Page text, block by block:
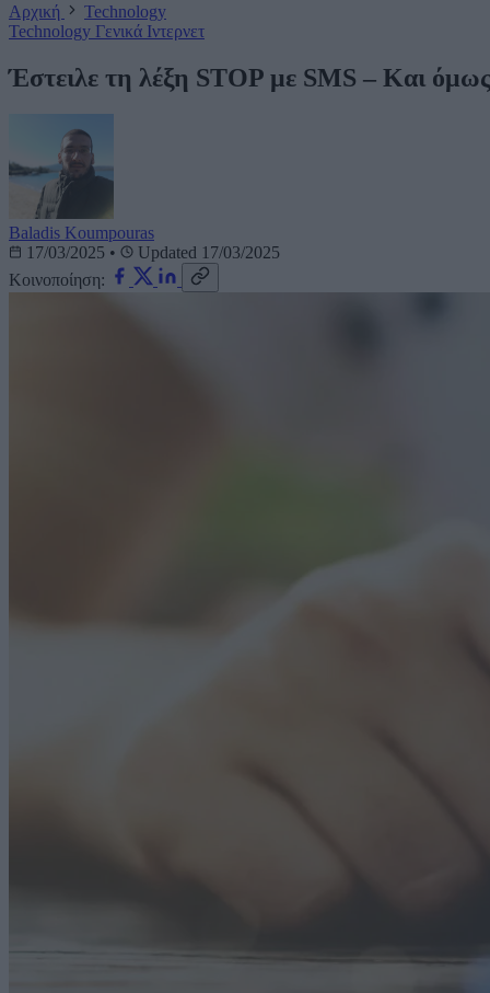
Αρχική
Technology
Technology Γενικά Ιντερνετ
Έστειλε τη λέξη STOP με SMS – Και
Baladis Koumpouras
17/03/2025 •
Updated 17/03/2025
Κοινοποίηση: